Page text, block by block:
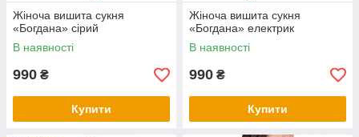
Жіноча вишита сукня
«Богдана» сірий
В наявності
990 ₴
Купити
Жіноча вишита сукня
«Богдана» електрик
В наявності
990 ₴
Купити